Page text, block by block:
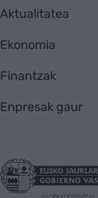
Aktualitatea
Ekonomia
Finantzak
Enpresak gaur